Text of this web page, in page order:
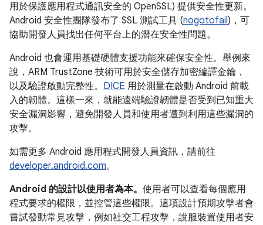
用於保護應用程式通訊安全的 OpenSSL) 提供安全性更新。
Android 安全性團隊發布了 SSL 測試工具 (nogotofail)，可
協助開發人員找出任何平台上的潛在安全性問題。
Android 也會運用基礎硬體支援功能來確保安全性。舉例來
說，ARM TrustZone 技術可用於安全儲存加密編譯金鑰，
以及驗證啟動完整性。 DICE 用於測量在啟動 Android 前載
入的韌體。這樣一來，就能遠端驗證韌體是否受到已知重大
安全漏洞影響，避免開發人員和使用者遭到利用這些漏洞的
攻擊。
如需更多 Android 應用程式開發人員資訊，請前往
developer.android.com。
Android 的設計以使用者為本。 使用者可以查看每個應用
程式要求的權限，並控管這些權限。這項設計預期攻擊者會
嘗試發動常見攻擊，例如社交工程攻擊，說服裝置使用者安